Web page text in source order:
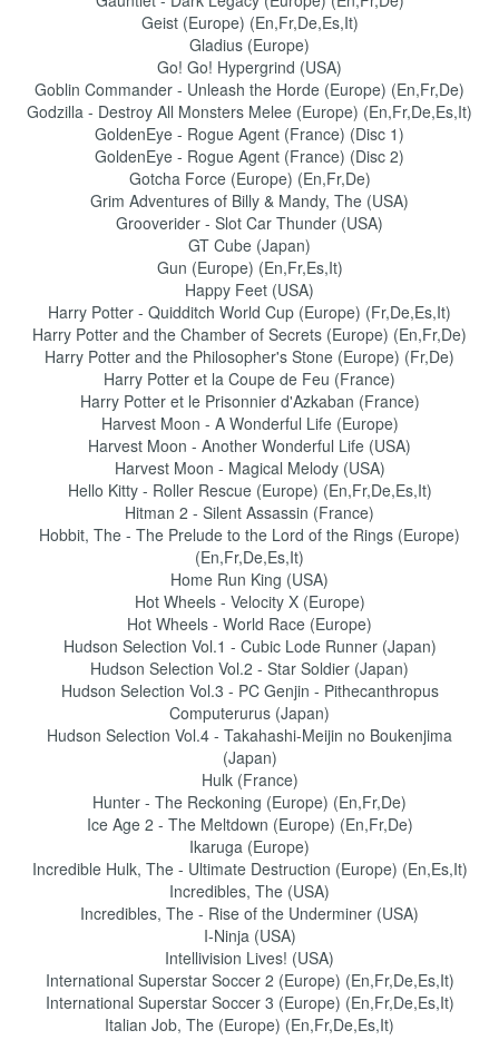
Geist (Europe) (En,Fr,De,Es,It)
Gladius (Europe)
Go! Go! Hypergrind (USA)
Goblin Commander - Unleash the Horde (Europe) (En,Fr,De)
Godzilla - Destroy All Monsters Melee (Europe) (En,Fr,De,Es,It)
GoldenEye - Rogue Agent (France) (Disc 1)
GoldenEye - Rogue Agent (France) (Disc 2)
Gotcha Force (Europe) (En,Fr,De)
Grim Adventures of Billy & Mandy, The (USA)
Grooverider - Slot Car Thunder (USA)
GT Cube (Japan)
Gun (Europe) (En,Fr,Es,It)
Happy Feet (USA)
Harry Potter - Quidditch World Cup (Europe) (Fr,De,Es,It)
Harry Potter and the Chamber of Secrets (Europe) (En,Fr,De)
Harry Potter and the Philosopher's Stone (Europe) (Fr,De)
Harry Potter et la Coupe de Feu (France)
Harry Potter et le Prisonnier d'Azkaban (France)
Harvest Moon - A Wonderful Life (Europe)
Harvest Moon - Another Wonderful Life (USA)
Harvest Moon - Magical Melody (USA)
Hello Kitty - Roller Rescue (Europe) (En,Fr,De,Es,It)
Hitman 2 - Silent Assassin (France)
Hobbit, The - The Prelude to the Lord of the Rings (Europe)
(En,Fr,De,Es,It)
Home Run King (USA)
Hot Wheels - Velocity X (Europe)
Hot Wheels - World Race (Europe)
Hudson Selection Vol.1 - Cubic Lode Runner (Japan)
Hudson Selection Vol.2 - Star Soldier (Japan)
Hudson Selection Vol.3 - PC Genjin - Pithecanthropus
Computerurus (Japan)
Hudson Selection Vol.4 - Takahashi-Meijin no Boukenjima
(Japan)
Hulk (France)
Hunter - The Reckoning (Europe) (En,Fr,De)
Ice Age 2 - The Meltdown (Europe) (En,Fr,De)
Ikaruga (Europe)
Incredible Hulk, The - Ultimate Destruction (Europe) (En,Es,It)
Incredibles, The (USA)
Incredibles, The - Rise of the Underminer (USA)
I-Ninja (USA)
Intellivision Lives! (USA)
International Superstar Soccer 2 (Europe) (En,Fr,De,Es,It)
International Superstar Soccer 3 (Europe) (En,Fr,De,Es,It)
Italian Job, The (Europe) (En,Fr,De,Es,It)